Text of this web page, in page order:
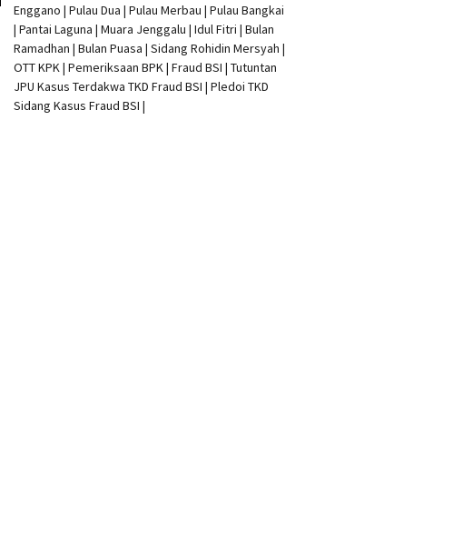
Enggano | Pulau Dua | Pulau Merbau | Pulau Bangkai
| Pantai Laguna | Muara Jenggalu | Idul Fitri | Bulan
Ramadhan | Bulan Puasa |Sidang Rohidin Mersyah |
OTT KPK | Pemeriksaan BPK | Fraud BSI |Tutuntan
JPU Kasus Terdakwa TKD Fraud BSI |Pledoi TKD
Sidang Kasus Fraud BSI |